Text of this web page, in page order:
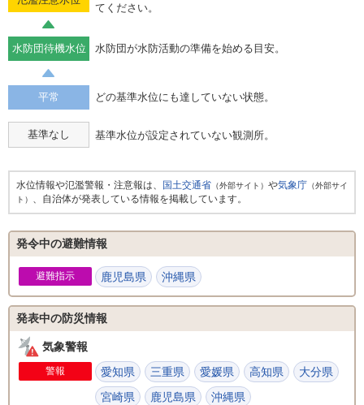
てください。
水防団待機水位 水防団が水防活動の準備を始める目安。
平常 どの基準水位にも達していない状態。
基準なし 基準水位が設定されていない観測所。
水位情報や氾濫警報・注意報は、 国土交通省 （外部サイト） や気象庁 （外部サイ
ト） 、自治体が発表している情報を掲載しています。
発令中の避難情報
避難指示 鹿児島県 沖縄県
発表中の防災情報
気象警報
警報 愛知県 三重県 愛媛県 高知県
大分県
宮崎県
鹿児島県 沖縄県